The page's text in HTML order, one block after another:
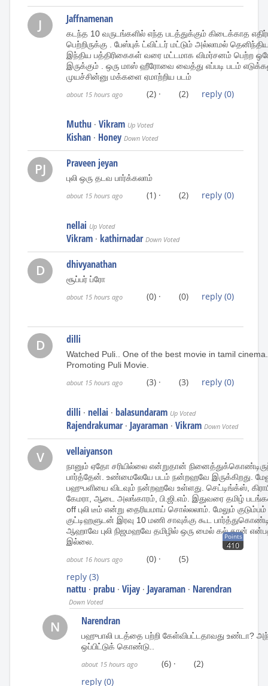
J Jaffnamenan
கடந்த 10 வருடங்களில் எந்த படத்துக்கும் கிடைக்காத
பெற்றிருக்கு . பேஸ்புக் ட்விட்டர் மட்டும் அல்லாமல்
இந்திய பத்திரிகைகள் வரை மட்டமாக விமர்சனம் பெற்ற
இருக்கும் . ஒரு மாஸ் ஹீரோவை வைத்து எப்படி படம்
முயச்சின்னு மக்களை ஏமாற்றிய படம்
about 15 hours ago (2) · (2) reply (0)
Muthu · Vikram Up Voted
Kishan · Honey Down Voted
PJ Praveen jeyan
புலி ஒரு தடவ பார்க்கலாம்
about 15 hours ago (1) · (2) reply (0)
nellai Up Voted
Vikram · kathirnadar Down Voted
D dhivyanathan
சூப்பர் ப்ரோ
about 15 hours ago (0) · (0) reply (0)
D dilli
Watched Puli.. One of the best movie in tamil
Promoting Puli Movie.
about 15 hours ago (3) · (3) reply (0)
dilli · nellai · balasundaram Up Voted
Rajendrakumar· Jayaraman · Vikram Down Voted
V vellaiyanson
நானும் ஏதோ சரியில்லை என்றுதான்
பார்த்தேன். உண்மைலேயே படம் நன்றஹவே இருக்கிறது.
பஹுபளியை விடவும் நன்றஹவே உள்ளது. செட்டிங்க்ஸ்,
கேமரா, ஆடை அலங்காரம், பி.ஜி.எம். இதுவரை தமிழ்
off புலி டீம் என்று தைரியமாய் சொல்லலாம். மேலும்
குட்டிஹளுடன் இரவு 10 மணி சாவுக்கு கூட
ஆஹாவே புலி நிஜமஹவே தமிழில் ஒரு மைல் கல் தான்
இல்லை.
Points
410
about 16 hours ago (0) ·
(5)
reply (3)
nattu · prabu · Vijay · Jayaraman · Narendran
Down Voted
N Narendran
பஹுபாலி படத்தை பற்றி கேள்விபட்டதாவது உண்டா?
ஒப்பிட்டுக் கொண்டு..
about 15 hours ago (6) ·
(2)
reply (0)